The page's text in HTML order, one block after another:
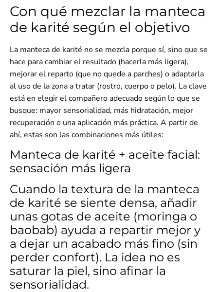
Con qué mezclar la manteca
de karité según el objetivo
La manteca de karité no se mezcla porque sí, sino que se
hace paracambiar el resultado (hacerla más ligera),
mejorar el reparto (que no quede a parches) o adaptarla
al uso de la zona a tratar (rostro, cuerpo o pelo). La clave
está en elegir el compañero adecuado según lo que se
busque: mayor sensorialidad, más hidratación, mejor
recuperación o una aplicación más práctica. A partir de
ahí, estas son las combinaciones más útiles:
Manteca de karité + aceite facial:
sensación más ligera
Cuando la textura de la manteca
de karité se siente densa, añadir
unas gotas de aceite (moringa o
baobab) ayuda a repartir mejor y
a dejar un acabado más fino (sin
perder confort). La idea no es
saturar la piel, sino afinar la
sensorialidad.